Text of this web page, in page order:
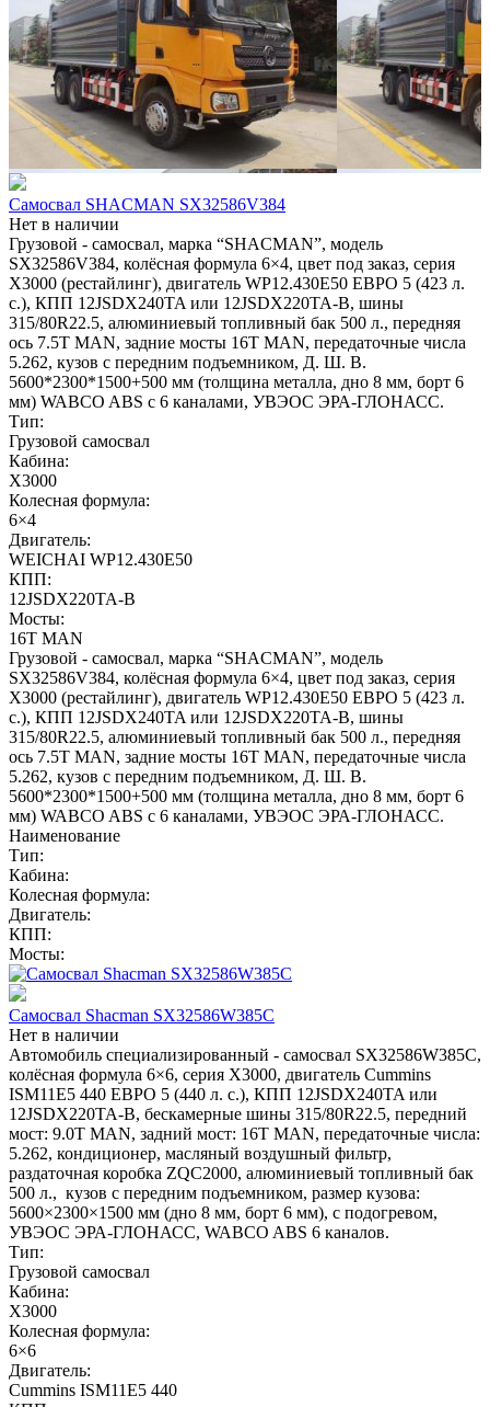
Самосвал SHACMAN SX32586V384
Нет в наличии
Грузовой - самосвал, марка “SHACMAN”, модель
SX32586V384, колёсная формула 6×4, цвет под заказ, серия
X3000 (рестайлинг), двигатель WP12.430E50 ЕВРО 5 (423 л.
с.), КПП 12JSDX240TA или 12JSDX220TA-B, шины
315/80R22.5, алюминиевый топливный бак 500 л., передняя
ось 7.5T MAN, задние мосты 16T MAN, передаточные числа
5.262, кузов с передним подъемником, Д. Ш. В.
5600*2300*1500+500 мм (толщина металла, дно 8 мм, борт 6
мм) WABCO ABS с 6 каналами, УВЭОС ЭРА-ГЛОНАСС.
Тип:
Грузовой самосвал
Кабина:
X3000
Колесная формула:
6×4
Двигатель:
WEICHAI WP12.430E50
КПП:
12JSDX220TA-B
Мосты:
16T MAN
Грузовой - самосвал, марка “SHACMAN”, модель
SX32586V384, колёсная формула 6×4, цвет под заказ, серия
X3000 (рестайлинг), двигатель WP12.430E50 ЕВРО 5 (423 л.
с.), КПП 12JSDX240TA или 12JSDX220TA-B, шины
315/80R22.5, алюминиевый топливный бак 500 л., передняя
ось 7.5T MAN, задние мосты 16T MAN, передаточные числа
5.262, кузов с передним подъемником, Д. Ш. В.
5600*2300*1500+500 мм (толщина металла, дно 8 мм, борт 6
мм) WABCO ABS с 6 каналами, УВЭОС ЭРА-ГЛОНАСС.
Наименование
Тип:
Кабина:
Колесная формула:
Двигатель:
КПП:
Мосты:
Самосвал Shacman SX32586W385C
Нет в наличии
Автомобиль специализированный - самосвал SX32586W385C,
колёсная формула 6×6, серия X3000, двигатель Cummins
ISM11E5 440 ЕВРО 5 (440 л. с.), КПП 12JSDX240TA или
12JSDX220TA-B, бескамерные шины 315/80R22.5, передний
мост: 9.0T MAN, задний мост: 16T MAN, передаточные числа:
5.262, кондиционер, масляный воздушный фильтр,
раздаточная коробка ZQC2000, алюминиевый топливный бак
500 л., кузов с передним подъемником, размер кузова:
5600×2300×1500 мм (дно 8 мм, борт 6 мм), с подогревом,
УВЭОС ЭРА-ГЛОНАСС, WABCO ABS 6 каналов.
Тип:
Грузовой самосвал
Кабина:
X3000
Колесная формула:
6×6
Двигатель:
Cummins ISM11E5 440